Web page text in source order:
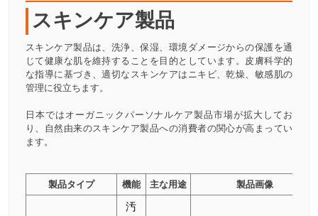
スキンケア製品
スキンケア製品は、洗浄、保湿、環境ダメージからの保護を通
じて健康な肌を維持することを目的としています。皮膚科学的
な指導に基づき、適切なスキンケアはニキビ、乾燥、敏感肌の
管理に役立ちます。
日本ではオーガニックパーソナルケア製品市場が拡大してお
り、自然由来のスキンケア製品への消費者の関心が高まってい
ます。
製品タイプ 機能 主な用途 製品画像
汚